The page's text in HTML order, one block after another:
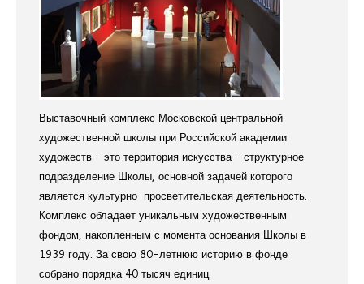
Выставочный комплекс Московской центральной
художественной школы при Российской академии
художеств – это территория искусства – структурное
подразделение Школы, основной задачей которого
является культурно-просветительская деятельность.
Комплекс обладает уникальным художественным
фондом, накопленным с момента основания Школы в
1939 году. За свою 80-летнюю историю в фонде
собрано порядка 40 тысяч единиц.